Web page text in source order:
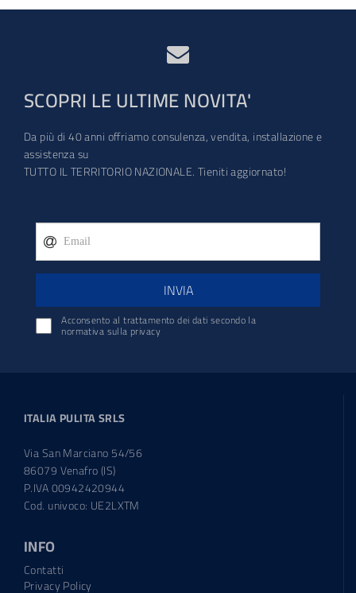
SCOPRI LE ULTIME NOVITA'
Da più di 40 anni offriamo consulenza, vendita, installazione e
assistenza su
TUTTO IL TERRITORIO NAZIONALE. Tieniti aggiornato!
INVIA
Acconsento al trattamento dei dati secondo la
normativa sulla privacy
ITALIA PULITA SRLS
Via San Marciano 54/56
86079 Venafro (IS)
P.IVA 00942420944
Cod. univoco: UE2LXTM
INFO
Contatti
Privacy Policy